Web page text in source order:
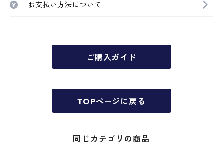
お支払い方法について
ご購入ガイド
TOPページに戻る
同じカテゴリの商品